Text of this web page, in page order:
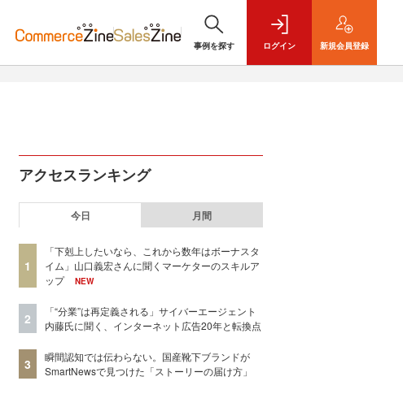
事例を探す ログイン 新規会員登録
アクセスランキング
今日 月間
1
「下剋上したいなら、これから数年はボーナスタ
イム」山口義宏さんに聞くマーケターのスキルア
ップ
NEW
2
「“分業”は再定義される」サイバーエージェント
内藤氏に聞く、インターネット広告20年と転換点
3
瞬間認知では伝わらない。国産靴下ブランドが
SmartNewsで見つけた「ストーリーの届け方」